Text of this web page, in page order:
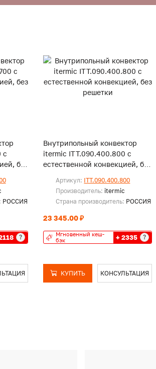
с
без
РОССИЯ
?
Внутрипольный конвектор
itermic ITT.090.400.800 с
естественной конвекцией, без
Артикул: ITT.090.400.800
Производитель: itermic
Страна производитель: РОССИЯ
23 345.00 ₽
Мгновенный кеш-
бэк
+ 2335 ?
КУПИТЬ КОНСУЛЬТАЦИЯ